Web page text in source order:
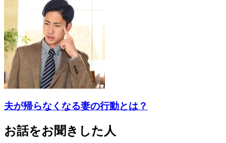
夫が帰らなくなる妻の行動とは？
お話をお聞きした人